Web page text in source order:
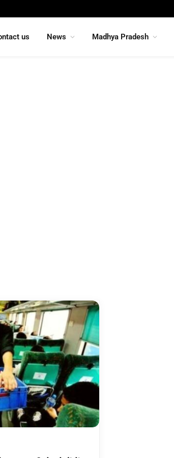
us News Madhya Pradesh
और करियर का नया मोड़
05/08/2026